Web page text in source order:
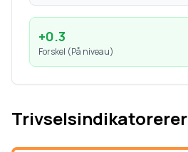
+0.3
Forskel (På niveau)
Trivselsindikatorerer